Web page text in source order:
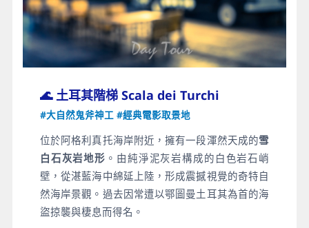
🌊 土耳其階梯 Scala dei Turchi
#大自然鬼斧神工 #經典電影取景地
位於阿格利真托海岸附近，擁有一段渾然天成的雪
白石灰岩地形 。由純淨泥灰岩構成的白色岩石峭
壁，從湛藍海中綿延上陸，形成震撼視覺的奇特自
然海岸景觀。過去因常遭以鄂圖曼土耳其為首的海
盜掠襲與棲息而得名。